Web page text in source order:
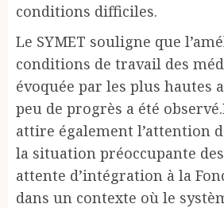
conditions difficiles.
Le SYMET souligne que
conditions de travail des
évoquée par les plus hautes
peu de progrès a été
attire également l’attention
la situation préoccupante
attente d’intégration à la
dans un contexte où le